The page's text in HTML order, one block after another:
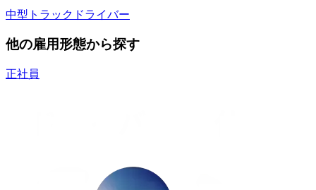
中型トラックドライバー
他の雇用形態から探す
正社員